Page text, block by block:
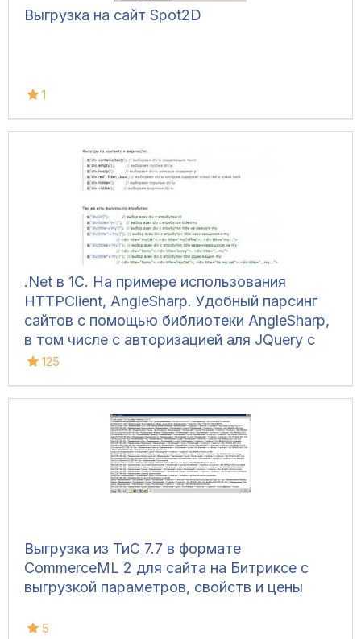
Выгрузка на сайт Spot2D
1
.Net в 1С. На примере использования
HTTPClient, AngleSharp. Удобный парсинг
сайтов с помощью библиотеки AngleSharp,
в том числе с авторизацией аля JQuery с
использованием CSS селекторов.
125
Выгрузка из ТиС 7.7 в формате
CommerceML 2 для сайта на Битриксе с
выгрузкой параметров, свойств и цены
5